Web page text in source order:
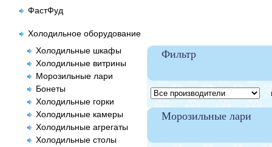
ФастФуд
Холодильное оборудование
Холодильные шкафы
Холодильные витрины
Морозильные лари
Бонеты
Холодильные горки
Холодильные камеры
Холодильные агрегаты
Холодильные столы
Фильтр
Морозильные лари